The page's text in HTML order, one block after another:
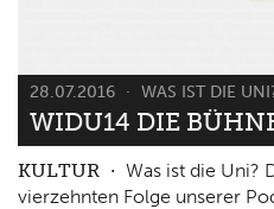
28.07.2016 WAS IST DIE
WIDU14 DIE
KULTUR
Was ist die Uni?
vierzehnten Folge unserer